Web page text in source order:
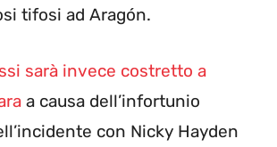
tifosi ad Aragón.
sarà invece costretto a
a causa dell’infortunio
con Nicky Hayden